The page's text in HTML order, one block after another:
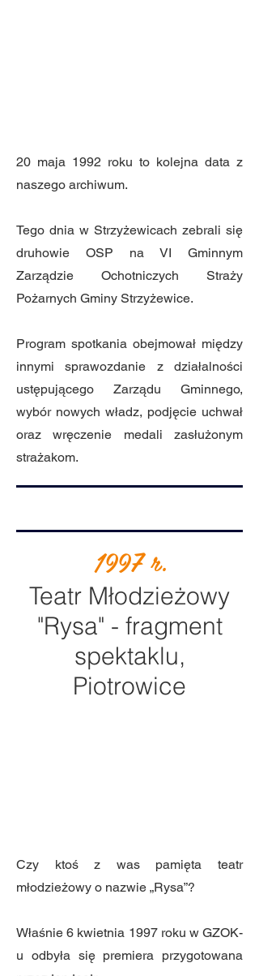
20 maja 1992 roku to kolejna data z
naszego archiwum.
Tego dnia w Strzyżewicach zebrali się
druhowie OSP na VI Gminnym
Zarządzie Ochotniczych Straży
Pożarnych Gminy Strzyżewice.
Program spotkania obejmował między
innymi sprawozdanie z działalności
ustępującego Zarządu Gminnego,
wybór nowych władz, podjęcie uchwał
oraz wręczenie medali zasłużonym
strażakom.
1997 r.
Teatr Młodzieżowy
"Rysa" - fragment
spektaklu,
Piotrowice
Czy ktoś z was pamięta teatr
młodzieżowy o nazwie „Rysa”?
Właśnie 6 kwietnia 1997 roku w GZOK-
u odbyła się premiera przygotowana